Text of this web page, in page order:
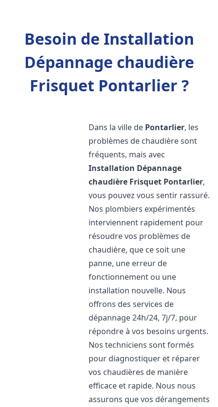
Besoin de Installation
Dépannage chaudière
Frisquet Pontarlier ?
Dans la ville de Pontarlier, les
problèmes de chaudière sont
fréquents, mais avec
Installation Dépannage
chaudière Frisquet Pontarlier,
vous pouvez vous sentir rassuré.
Nos plombiers expérimentés
interviennent rapidement pour
résoudre vos problèmes de
chaudière, que ce soit une
panne, une erreur de
fonctionnement ou une
installation nouvelle. Nous
offrons des services de
dépannage 24h/24, 7j/7, pour
répondre à vos besoins urgents.
Nos techniciens sont formés
pour diagnostiquer et réparer
vos chaudières de manière
efficace et rapide. Nous nous
assurons que vos dérangements